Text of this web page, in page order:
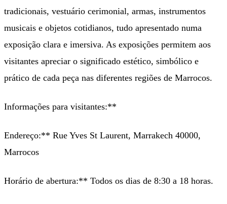
tradicionais, vestuário cerimonial, armas, instrumentos
musicais e objetos cotidianos, tudo apresentado numa
exposição clara e imersiva. As exposições permitem aos
visitantes apreciar o significado estético, simbólico e
prático de cada peça nas diferentes regiões de Marrocos.
Informações para visitantes:**
Endereço:** Rue Yves St Laurent, Marrakech 40000,
Marrocos
Horário de abertura:** Todos os dias de 8:30 a 18 horas.